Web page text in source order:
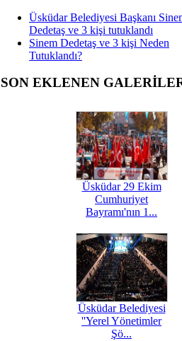
Üsküdar Belediyesi Başkanı
Dedetaş ve 3 kişi tutuklandı
Sinem Dedetaş ve 3 kişi Neden
Tutuklandı?
SON EKLENEN
Üsküdar 29 Ekim
Cumhuriyet
Bayramı'nın 1...
Üsküdar Belediyesi
''Yerel Yönetimler
Şö...